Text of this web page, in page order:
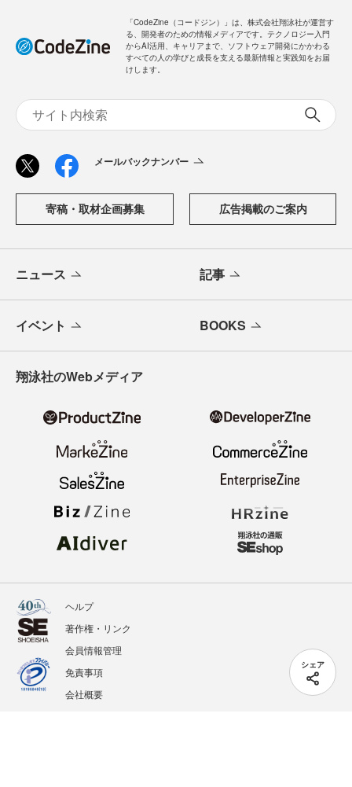
シェア
「CodeZine（コードジン）」は、株式会社翔泳社が運営す
る、開発者のための情報メディアです。テクノロジー入門
からAI活用、キャリアまで、ソフトウェア開発にかかわる
すべての人の学びと成長を支える最新情報と実践知をお届
けします。
メールバックナンバー
寄稿・取材企画募集 広告掲載のご案内
ニュース 記事
イベント BOOKS
翔泳社のWebメディア
ヘルプ
著作権・リンク
会員情報管理
免責事項
会社概要